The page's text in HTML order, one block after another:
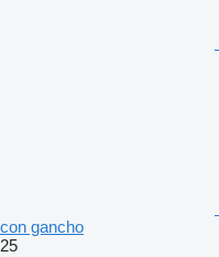
con gancho
25